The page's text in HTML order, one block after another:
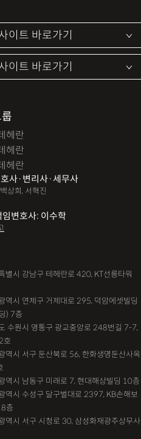
헤란
헤란
헤란
사·변리사·세무사
상희, 서혁진
임변호사: 이수학
별시 강남구 테헤란로 420, KT선릉타워
역시 연제구 거제대로 295, 덕암에셋빌딩
) 7층
수원시 영통구 광교중앙로 248번길 7-7,
호
역시 서구 둔산북로 56, 한화생명둔산사옥
역시 남동구 미래로 7, 현대해상빌딩 10층
역시 수성구 달구벌대로 2397, KB손해보
층
역시 서구 시청로 30, 삼성화재광주상무사